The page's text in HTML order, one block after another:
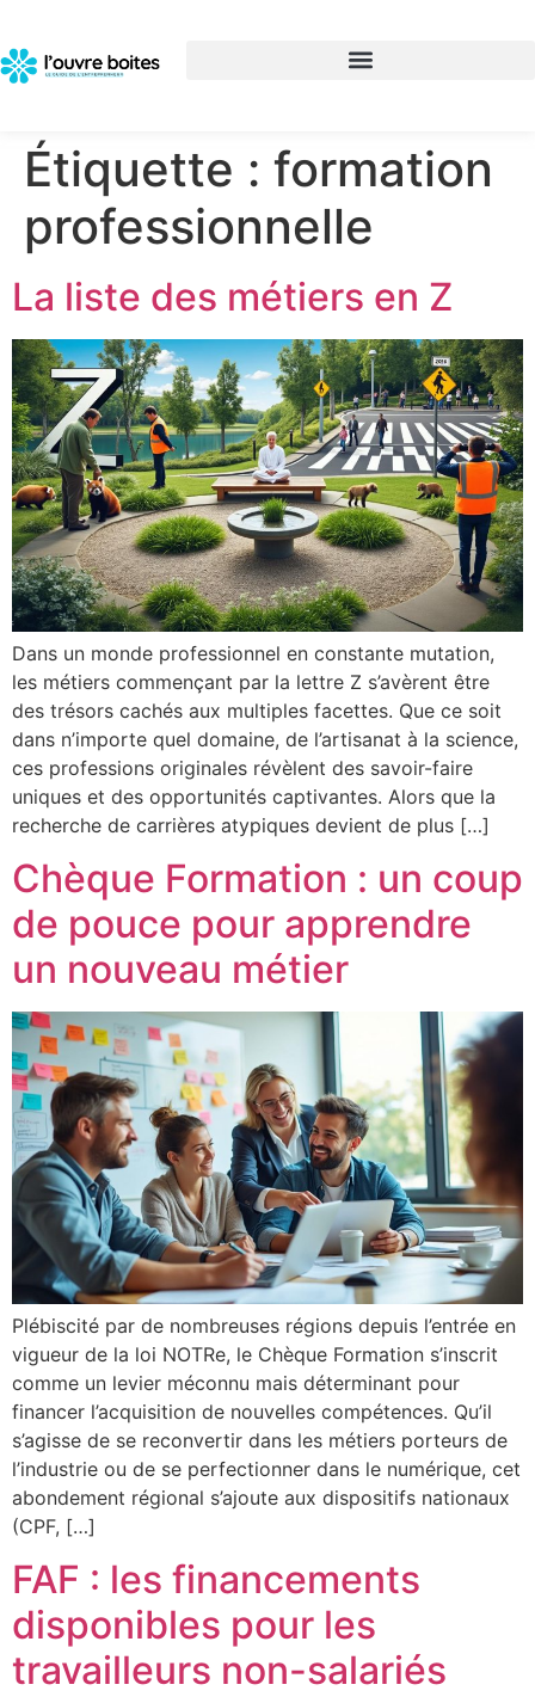
Étiquette : formation
professionnelle
La liste des métiers en Z
Dans un monde professionnel en constante mutation,
les métiers commençant par la lettre Z s’avèrent être
des trésors cachés aux multiples facettes. Que ce soit
dans n’importe quel domaine, de l’artisanat à la science,
ces professions originales révèlent des savoir-faire
uniques et des opportunités captivantes. Alors que la
recherche de carrières atypiques devient de plus […]
Chèque Formation : un coup
de pouce pour apprendre
un nouveau métier
Plébiscité par de nombreuses régions depuis l’entrée en
vigueur de la loi NOTRe, le Chèque Formation s’inscrit
comme un levier méconnu mais déterminant pour
financer l’acquisition de nouvelles compétences. Qu’il
s’agisse de se reconvertir dans les métiers porteurs de
l’industrie ou de se perfectionner dans le numérique, cet
abondement régional s’ajoute aux dispositifs nationaux
(CPF, […]
FAF : les financements
disponibles pour les
travailleurs non-salariés